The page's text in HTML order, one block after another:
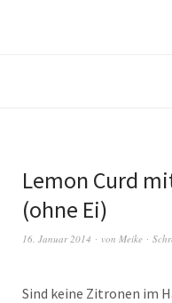
Lemon Curd
(ohne Ei)
16. Januar 2014 von Meike
Sind keine Zitronen im